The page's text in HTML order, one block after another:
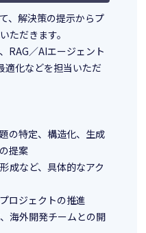
、解決策の提示からプ
ただきます。
RAG／AIエージェント
適化などを担当いただ
の特定、構造化、生成
提案
成など、具体的なアク
ロジェクトの推進
海外開発チームとの開